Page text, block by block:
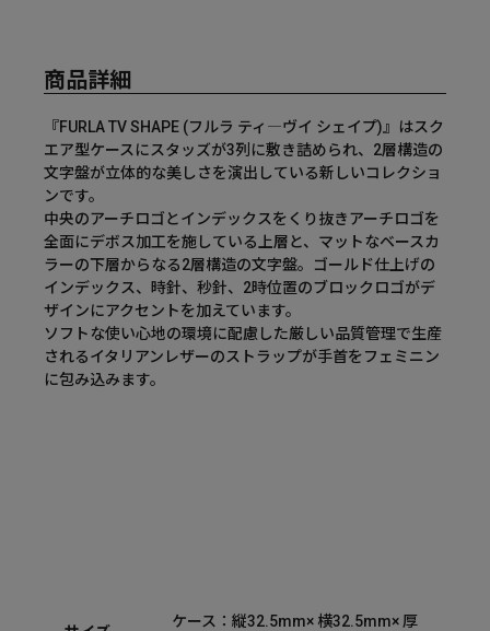
商品詳細
『FURLA TV SHAPE (フルラ ティ―ヴイ シェイプ)』はスク
エア型ケースにスタッズが3列に敷き詰められ、2層構造の
文字盤が立体的な美しさを演出している新しいコレクショ
ンです。
中央のアーチロゴとインデックスをくり抜きアーチロゴを
全面にデボス加工を施している上層と、マットなベースカ
ラーの下層からなる2層構造の文字盤。ゴールド仕上げの
インデックス、時針、秒針、2時位置のブロックロゴがデ
ザインにアクセントを加えています。
ソフトな使い心地の環境に配慮した厳しい品質管理で生産
されるイタリアンレザーのストラップが手首をフェミニン
に包み込みます。
ケース：縦32.5mm× 横32.5mm× 厚